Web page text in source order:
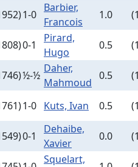
1-0
Barbier,
Francois
1.0
0-1
Pirard,
Hugo
0.5
½-½
Daher,
Mahmoud
0.5
1-0 Kuts, Ivan 0.5
0-1
Dehaibe,
Xavier
0.0
Squelart,